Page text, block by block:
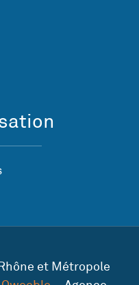
et Métropole